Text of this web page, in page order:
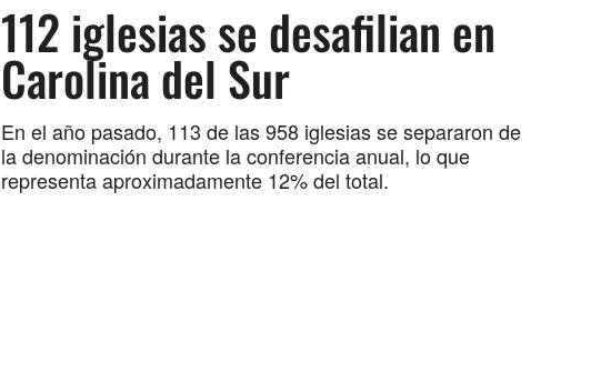
112 iglesias se desafilian en
Carolina del Sur
En el año pasado, 113 de las 958 iglesias se separaron de
la denominación durante la conferencia anual, lo que
representa aproximadamente 12% del total.